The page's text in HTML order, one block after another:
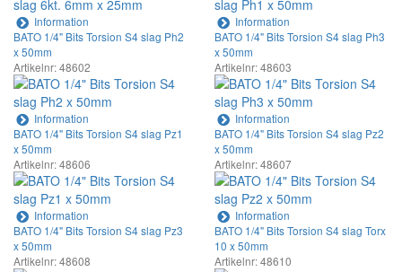
Information
Information
BATO 1/4" Bits Torsion S4 slag Ph2
x 50mm
Artikelnr: 48602
Information
BATO 1/4" Bits Torsion S4 slag Ph3
x 50mm
Artikelnr: 48603
Information
BATO 1/4" Bits Torsion S4 slag Pz1
x 50mm
Artikelnr: 48606
Information
BATO 1/4" Bits Torsion S4 slag Pz2
x 50mm
Artikelnr: 48607
Information
BATO 1/4" Bits Torsion S4 slag Pz3
x 50mm
Artikelnr: 48608
BATO 1/4" Bits Torsion S4 slag Torx
10 x 50mm
Artikelnr: 48610